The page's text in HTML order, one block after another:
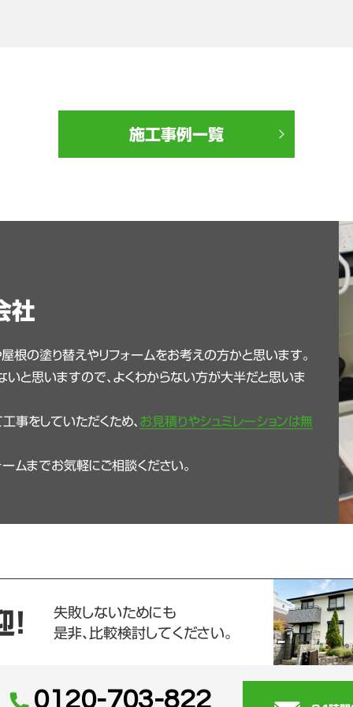
施工事例一覧
社
根の塗り替えやリフォームをお考えの方かと思います。
と思いますので、よくわからない方が大半だと思いま
事をしていただくため、 お見積りやシュミレーションは無
ムまでお気軽にご相談ください。
失敗しないためにも
是非、比較検討してください。
0120-703-822